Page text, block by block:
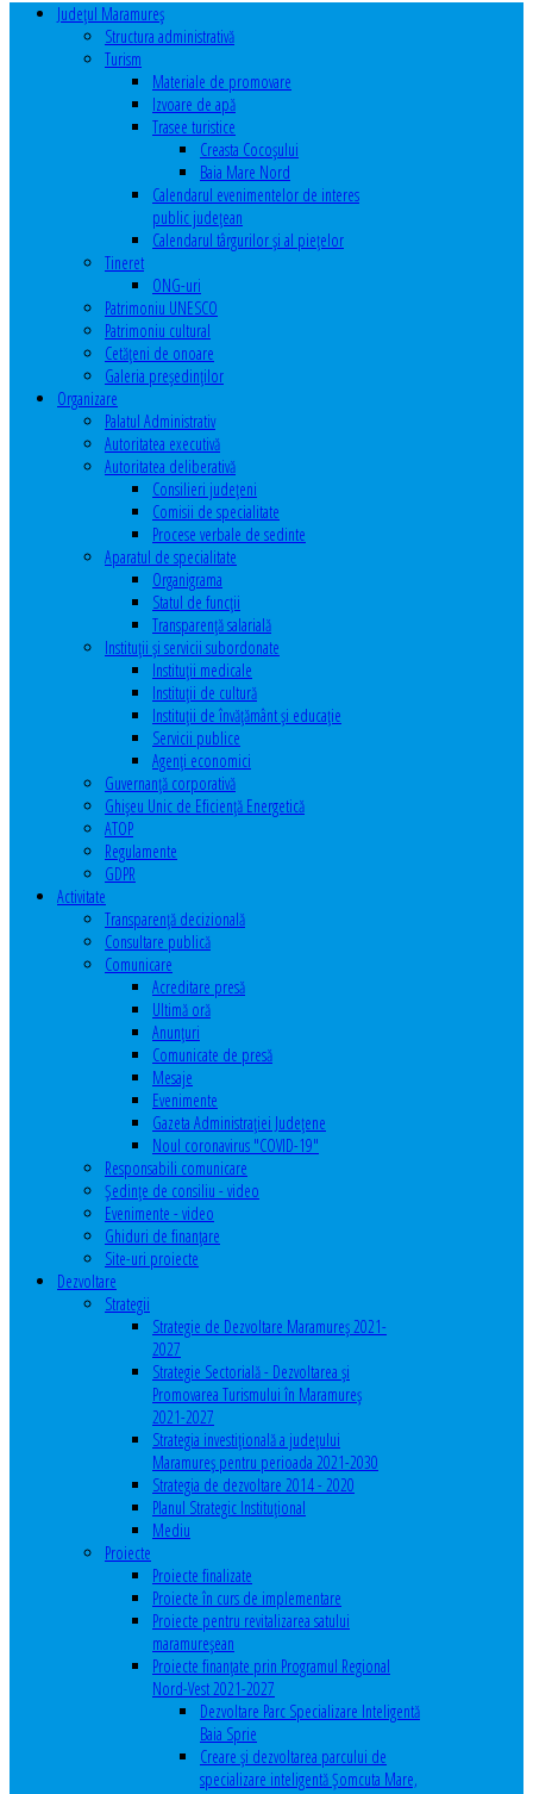
Judeţul Maramureş
Structura administrativă
Turism
Materiale de promovare
Izvoare de apă
Trasee turistice
Creasta Cocoșului
Baia Mare Nord
Calendarul evenimentelor de interes
public judeţean
Calendarul târgurilor şi al pieţelor
Tineret
ONG-uri
Patrimoniu UNESCO
Patrimoniu cultural
Cetăţeni de onoare
Galeria președinților
Organizare
Palatul Administrativ
Autoritatea executivă
Autoritatea deliberativă
Consilieri judeţeni
Comisii de specialitate
Procese verbale de sedinte
Aparatul de specialitate
Organigrama
Statul de funcții
Transparență salarială
Instituţii şi servicii subordonate
Instituţii medicale
Instituţii de cultură
Instituţii de învăţământ şi educaţie
Servicii publice
Agenţi economici
Guvernanță corporativă
Ghişeu Unic de Eficienţă Energetică
ATOP
Regulamente
GDPR
Activitate
Transparenţă decizională
Consultare publică
Comunicare
Acreditare presă
Ultimă oră
Anunţuri
Comunicate de presă
Mesaje
Evenimente
Gazeta Administraţiei Judeţene
Noul coronavirus "COVID-19"
Responsabili comunicare
Şedinţe de consiliu - video
Evenimente - video
Ghiduri de finanţare
Site-uri proiecte
Dezvoltare
Strategii
Strategie de Dezvoltare Maramureș 2021-
2027
Strategie Sectorială - Dezvoltarea și
Promovarea Turismului în Maramureș
2021-2027
Strategia investiţională a județului
Maramureș pentru perioada 2021-2030
Strategia de dezvoltare 2014 - 2020
Planul Strategic Instituţional
Mediu
Proiecte
Proiecte finalizate
Proiecte în curs de implementare
Proiecte pentru revitalizarea satului
maramureşean
Proiecte finanțate prin Programul Regional
Nord-Vest 2021-2027
Dezvoltare Parc Specializare Inteligentă
Baia Sprie
Creare și dezvoltarea parcului de
specializare inteligentă Șomcuta Mare,